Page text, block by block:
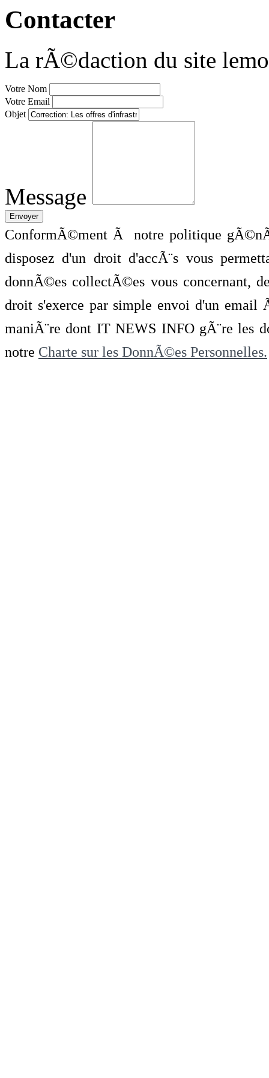
Contacter
La rÃ©daction du site
Votre Nom
Votre Email
Objet
Message
ConformÃ©ment Ã notre politique
disposez d'un droit d'accÃ¨s vous
donnÃ©es collectÃ©es vous concernant,
droit s'exerce par simple envoi d'un
maniÃ¨re dont IT NEWS INFO gÃ¨re les
notre Charte sur les DonnÃ©es Personnelles.